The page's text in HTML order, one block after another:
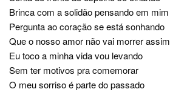
Brinca com a solidão pensando em mim
Pergunta ao coração se está sonhando
Que o nosso amor não vai morrer assim
Eu toco a minha vida vou levando
Sem ter motivos pra comemorar
O meu sorriso é parte do passado